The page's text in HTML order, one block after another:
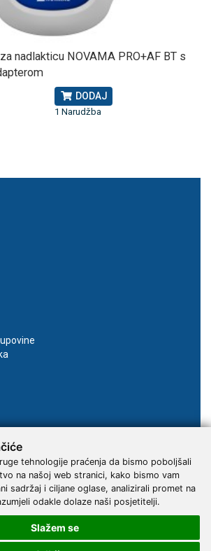
tehnologije praćenja da bismo poboljšali
na našoj web stranici, kako bismo vam
sadržaj i ciljane oglase, analizirali promet na
odakle dolaze naši posjetitelji.
Slažem se
nadlakticu NOVAMA PRO+AF BT s
DODAJ
1 Narudžba
- 2026 © Kvantum-tim d.o.o.